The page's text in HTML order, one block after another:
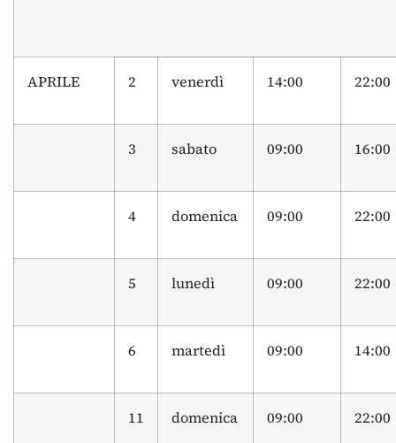
APRILE 2 venerdì 14:00 22:00
3 sabato 09:00 16:00
4 domenica 09:00 22:00
5 lunedì 09:00 22:00
6 martedì 09:00 14:00
11 domenica 09:00 22:00